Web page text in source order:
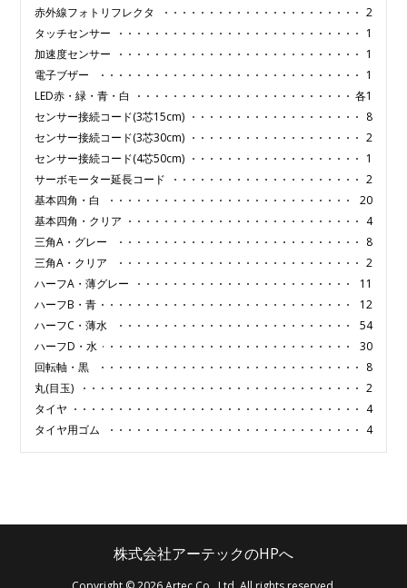
赤外線フォトリフレクタ
2
タッチセンサー
1
加速度センサー
1
電子ブザー
1
LED赤・緑・青・白
各1
センサー接続コード(3芯15cm)
8
センサー接続コード(3芯30cm)
2
センサー接続コード(4芯50cm)
1
サーボモーター延長コード
2
基本四角・白
20
基本四角・クリア
4
三角A・グレー
8
三角A・クリア
2
ハーフA・薄グレー
11
ハーフB・青
12
ハーフC・薄水
54
ハーフD・水
30
回転軸・黒
8
丸(目玉)
2
タイヤ
4
タイヤ用ゴム
4
株式会社アーテックのHPへ